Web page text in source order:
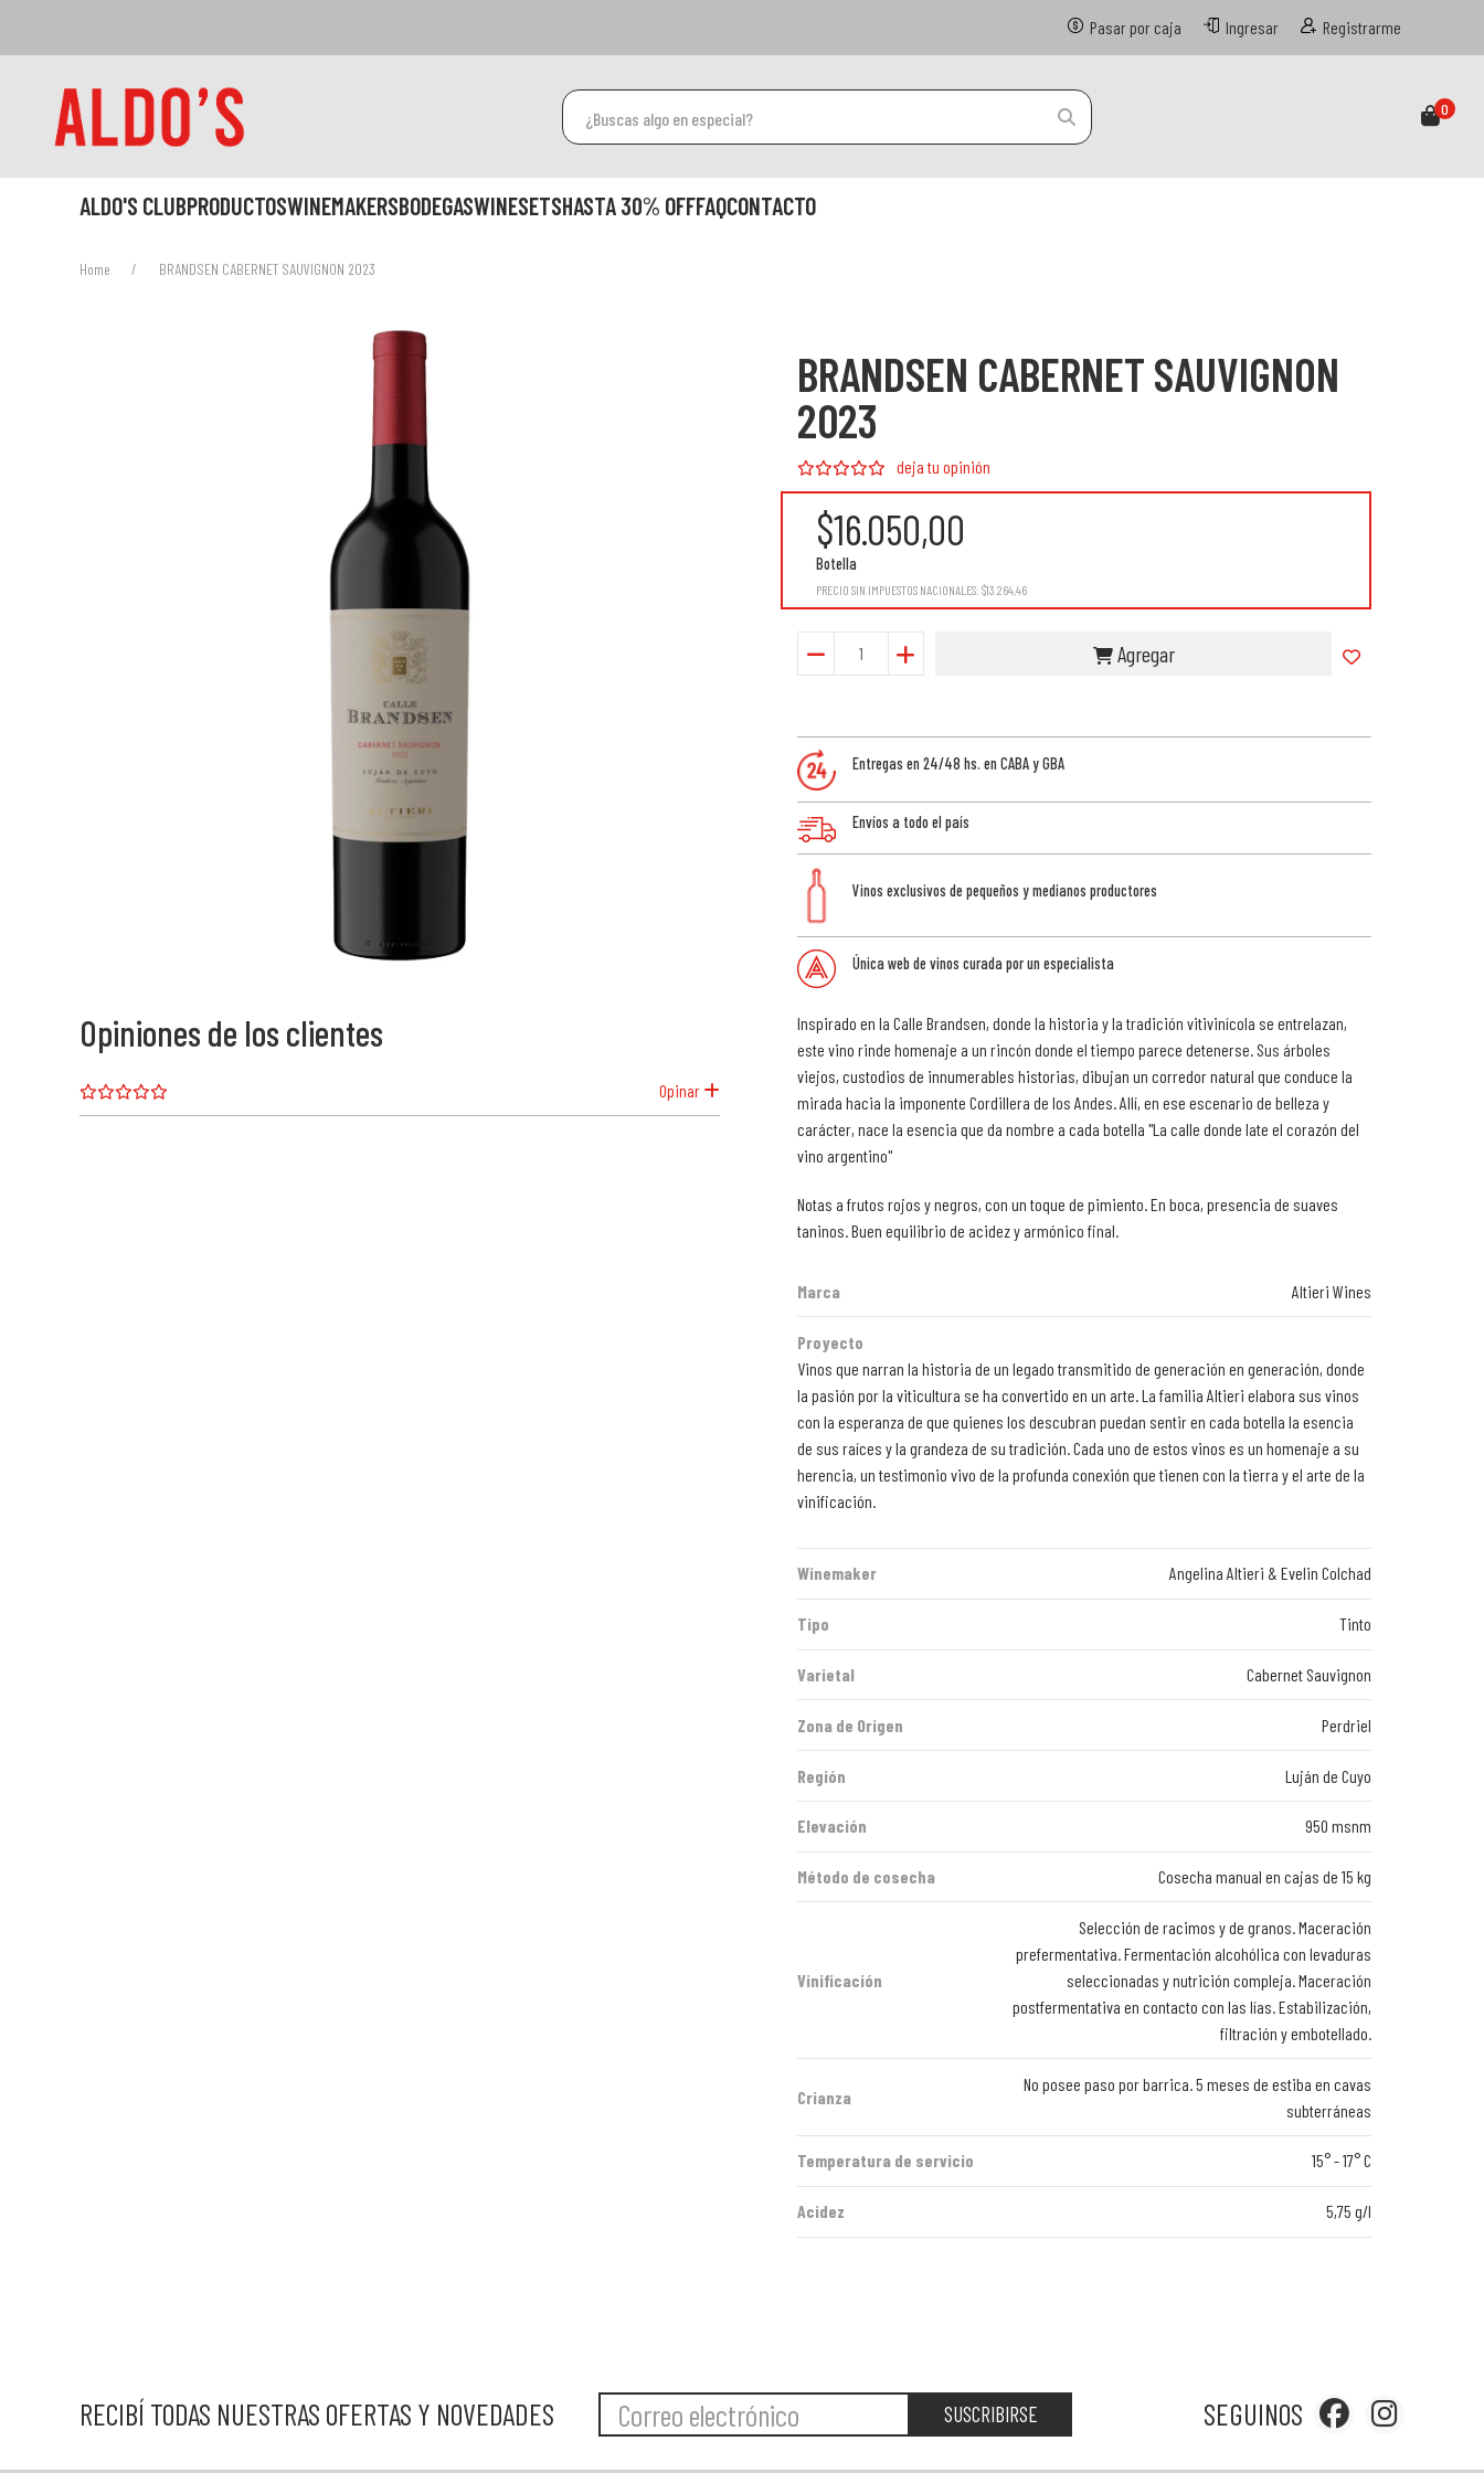
Pasar por caja Ingresar Registrarme
0
ALDO'S CLUBPRODUCTOSWINEMAKERSBODEGASWINESETSHASTA 30% OFFFAQCONTACTO
Home BRANDSEN CABERNET SAUVIGNON 2023
Opiniones de los clientes
Opinar
BRANDSEN CABERNET SAUVIGNON
2023
deja tu opinión
$16.050,00
Botella
PRECIO SIN IMPUESTOS NACIONALES: $13.264,46
Agregar
Entregas en 24/48 hs. en CABA y GBA
Envíos a todo el país
Vinos exclusivos de pequeños y medianos productores
Única web de vinos curada por un especialista
Inspirado en la Calle Brandsen, donde la historia y la tradición vitivinícola se entrelazan,
este vino rinde homenaje a un rincón donde el tiempo parece detenerse. Sus árboles
viejos, custodios de innumerables historias, dibujan un corredor natural que conduce la
mirada hacia la imponente Cordillera de los Andes. Allí, en ese escenario de belleza y
carácter, nace la esencia que da nombre a cada botella "La calle donde late el corazón del
vino argentino"
Notas a frutos rojos y negros, con un toque de pimiento. En boca, presencia de suaves
taninos. Buen equilibrio de acidez y armónico final.
Marca Altieri Wines
Proyecto
Vinos que narran la historia de un legado transmitido de generación en generación, donde
la pasión por la viticultura se ha convertido en un arte. La familia Altieri elabora sus vinos
con la esperanza de que quienes los descubran puedan sentir en cada botella la esencia
de sus raíces y la grandeza de su tradición. Cada uno de estos vinos es un homenaje a su
herencia, un testimonio vivo de la profunda conexión que tienen con la tierra y el arte de la
vinificación.
Winemaker Angelina Altieri & Evelin Colchad
Tipo Tinto
Varietal Cabernet Sauvignon
Zona de Origen Perdriel
Región Luján de Cuyo
Elevación 950 msnm
Método de cosecha Cosecha manual en cajas de 15 kg
Vinificación
Selección de racimos y de granos. Maceración
prefermentativa. Fermentación alcohólica con levaduras
seleccionadas y nutrición compleja. Maceración
postfermentativa en contacto con las lías. Estabilización,
filtración y embotellado.
Crianza
No posee paso por barrica. 5 meses de estiba en cavas
subterráneas
Temperatura de servicio 15° - 17° C
Acidez 5,75 g/l
RECIBÍ TODAS NUESTRAS OFERTAS Y NOVEDADES SUSCRIBIRSE SEGUINOS